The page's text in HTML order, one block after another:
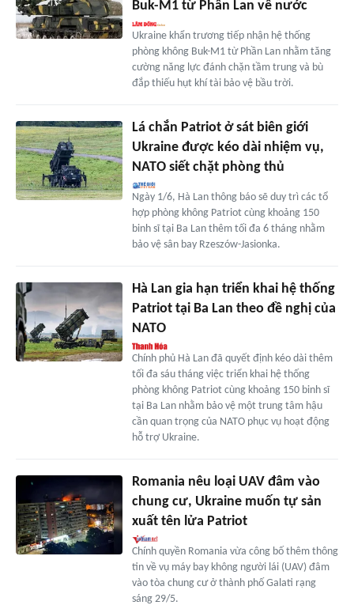
Buk-M1 từ Phần Lan về nước
Ukraine khẩn trương tiếp nhận hệ thống
phòng không Buk-M1 từ Phần Lan nhằm tăng
cường năng lực đánh chặn tầm trung và bù
đắp thiếu hụt khí tài bảo vệ bầu trời.
Lá chắn Patriot ở sát biên giới
Ukraine được kéo dài nhiệm vụ,
NATO siết chặt phòng thủ
Ngày 1/6, Hà Lan thông báo sẽ duy trì các tổ
hợp phòng không Patriot cùng khoảng 150
binh sĩ tại Ba Lan thêm tối đa 6 tháng nhằm
bảo vệ sân bay Rzeszów-Jasionka.
Hà Lan gia hạn triển khai hệ thống
Patriot tại Ba Lan theo đề nghị của
NATO
Chính phủ Hà Lan đã quyết định kéo dài thêm
tối đa sáu tháng việc triển khai hệ thống
phòng không Patriot cùng khoảng 150 binh sĩ
tại Ba Lan nhằm bảo vệ một trung tâm hậu
cần quan trọng của NATO phục vụ hoạt động
hỗ trợ Ukraine.
Romania nêu loại UAV đâm vào
chung cư, Ukraine muốn tự sản
xuất tên lửa Patriot
Chính quyền Romania vừa công bố thêm thông
tin về vụ máy bay không người lái (UAV) đâm
vào tòa chung cư ở thành phố Galati rạng
sáng 29/5.